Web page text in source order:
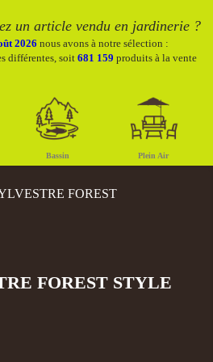
un article vendu en jardinerie ?
2026 nous avons à notre sélection :
différentes, soit 681 159 produits à la vente
Bassin Plein Air
FOREST
FOREST STYLE